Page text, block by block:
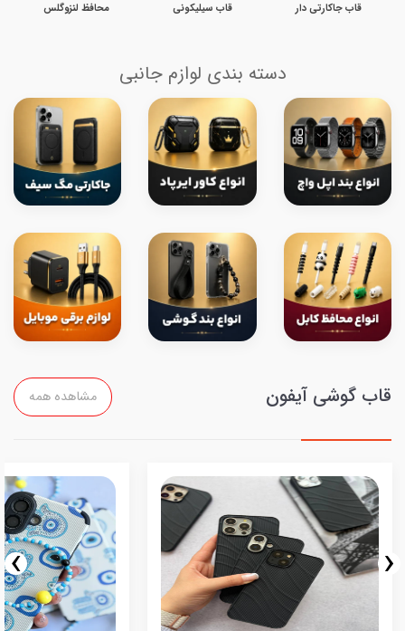
قاب جاکارتی دار قاب سیلیکونی محافظ لنزوگلس
دسته بندی لوازم جانبی
قاب گوشی آیفون مشاهده همه
‹
›